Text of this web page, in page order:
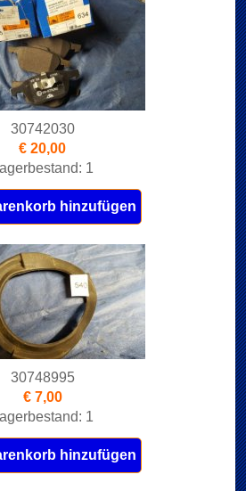
30742030
€ 20,00
1
hinzufügen
30748995
€ 7,00
1
hinzufügen